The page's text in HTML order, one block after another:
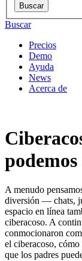
Buscar
Buscar
Precios
Demo
Ayuda
News
Acerca de
A menudo
diversión — chats,
espacio en línea
ciberacoso. A
conmocionaron
el ciberacoso,
que los padres